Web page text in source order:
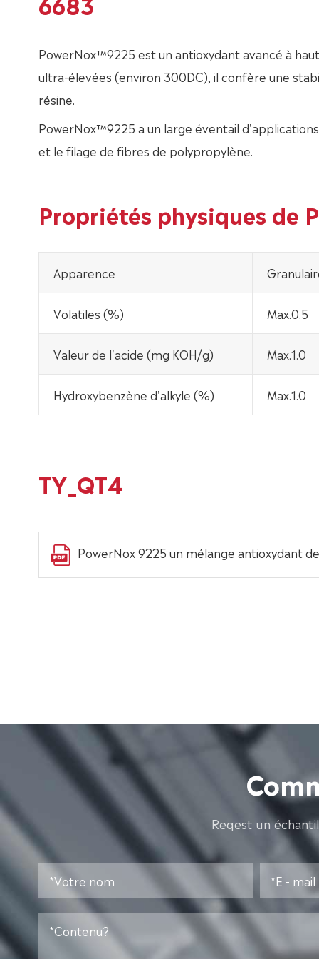
PowerNox™9225 est un antioxydant avancé à
ultra-élevées (environ 300DC), il confère une
résine.
PowerNox™9225 a un large éventail
et le filage de fibres de polypropylène.
Propriétés physiques de
Apparence
Volatiles (%) Max.0.5
Valeur de l'acide (mg KOH/g) Max.1.0
Hydroxybenzène d'alkyle (%) Max.1.0
TY_QT4
PowerNox 9225 un mélange antioxydant
Reqest un